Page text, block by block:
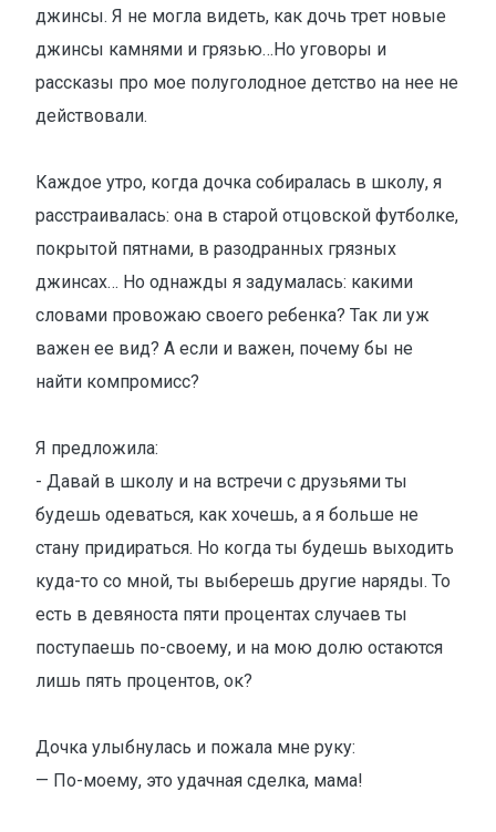
джинсы. Я не могла видеть, как дочь трет новые
джинсы камнями и грязью…Но уговоры и
рассказы про мое полуголодное детство на нее не
действовали.
Каждое утро, когда дочка собиралась в школу, я
расстраивалась: она в старой отцовской футболке,
покрытой пятнами, в разодранных грязных
джинсах… Но однажды я задумалась: какими
словами провожаю своего ребенка? Так ли уж
важен ее вид? А если и важен, почему бы не
найти компромисс?
Я предложила:
- Давай в школу и на встречи с друзьями ты
будешь одеваться, как хочешь, а я больше не
стану придираться. Но когда ты будешь выходить
куда-то со мной, ты выберешь другие наряды. То
есть в девяноста пяти процентах случаев ты
поступаешь по-своему, и на мою долю остаются
лишь пять процентов, ок?
Дочка улыбнулась и пожала мне руку:
— По-моему, это удачная сделка, мама!